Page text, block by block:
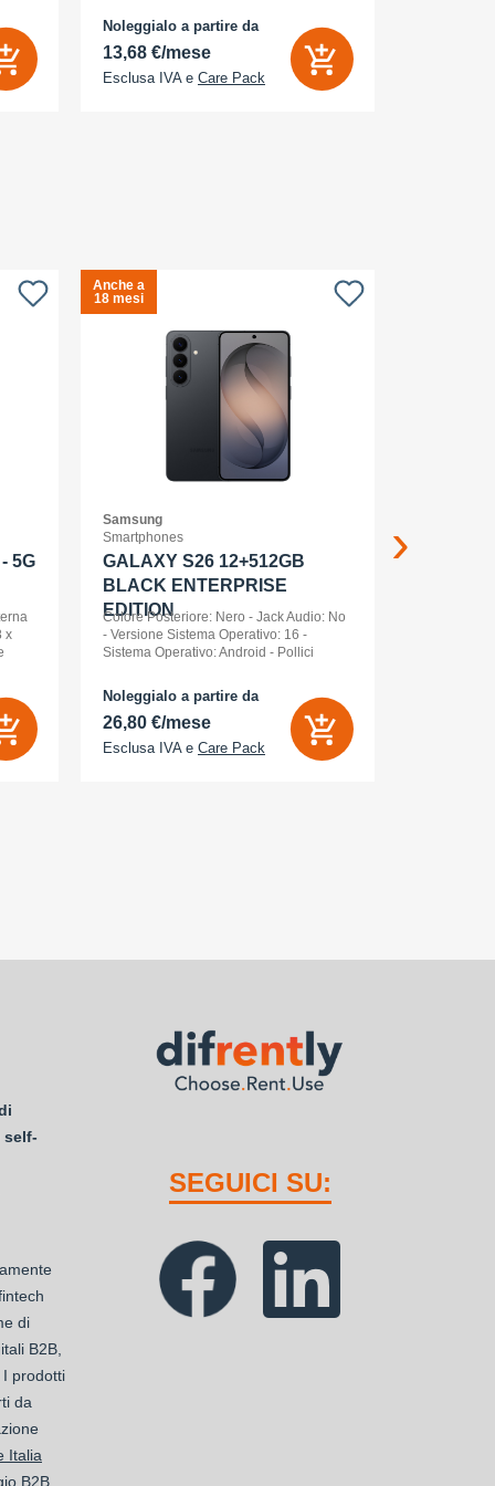
Noleggialo a partire da
13,68 €/mese
Esclusa IVA e Care Pack
5G
x
Anche a
18 mesi
Samsung
Smartphones
GALAXY S26 12+512GB
BLACK ENTERPRISE
EDITION
Colore Posteriore: Nero - Jack Audio: No
- Versione Sistema Operativo: 16 -
Sistema Operativo: Android - Pollici
- Memoria Interna (ROM): 512 GB -
Espandibile fino a: 0 GB - Dual Sim: Sì
Noleggialo a partire da
26,80 €/mese
Esclusa IVA e Care Pack
self-
fintech
di
B2B,
prodotti
da
Italia
B2B.
SEGUICI SU: